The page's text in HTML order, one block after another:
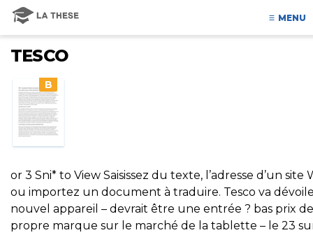
MENU
TESCO
B
or 3 Sni* to View Saisissez du texte, l’adresse d’un site
ou importez un document à traduire. Tesco va
nouvel appareil – devrait être une entrée ? bas prix
propre marque sur le marché de la tablette – le 23